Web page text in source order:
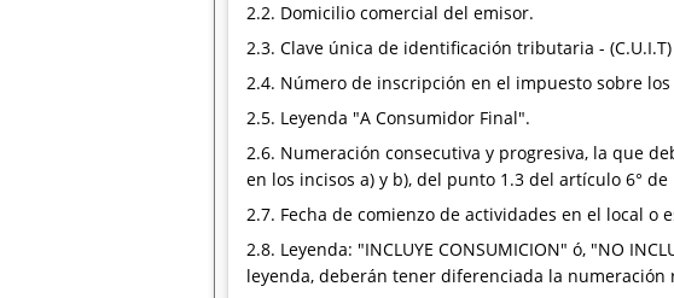
2.2. Domicilio comercial del emisor.
2.3. Clave única de identificación tributaria -
2.4. Número de inscripción en el impuesto sobre
2.5. Leyenda "A Consumidor Final".
2.6. Numeración consecutiva y progresiva, la que
en los incisos a) y b), del punto 1.3 del artículo 6°
2.7. Fecha de comienzo de actividades en el local
2.8. Leyenda: "INCLUYE CONSUMICION" ó, "NO
leyenda, deberán tener diferenciada la